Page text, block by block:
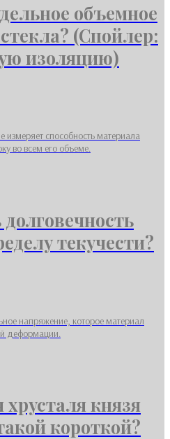
объемное
(Спойлер:
изоляцию)
измеряет способность материала
во всем его объеме.
текучести?
напряжение, которое материал
деформации.
князя
короткой?